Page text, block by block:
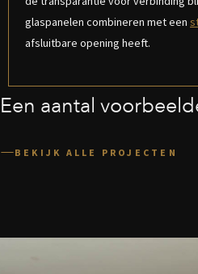
glaspanelen combineren met een
afsluitbare opening heeft.
Een aantal
BEKIJK ALLE PROJECTEN